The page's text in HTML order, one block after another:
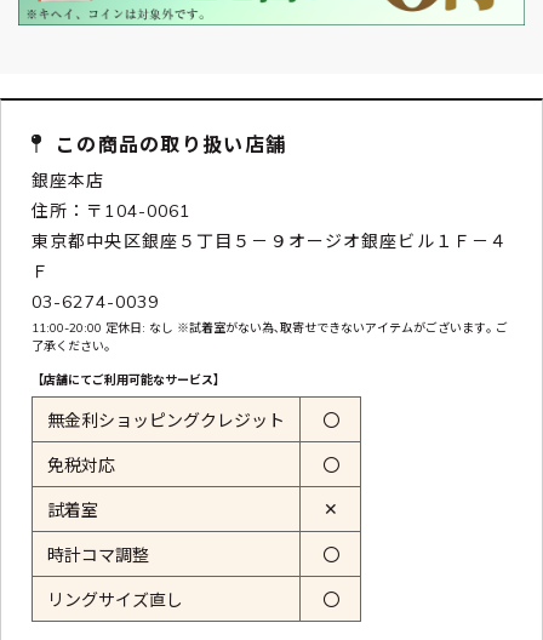
この商品の取り扱い店舗
銀座本店
住所：〒104-0061
東京都中央区銀座５丁目５－９オージオ銀座ビル１Ｆ－４
Ｆ
03-6274-0039
11:00-20:00 定休日: なし ※試着室がない為､取寄せできないアイテムがございます｡ ご
了承ください｡
【店舗にてご利用可能なサービス】
無金利ショッピングクレジット 〇
免税対応 〇
試着室 ✕
時計コマ調整 〇
リングサイズ直し 〇